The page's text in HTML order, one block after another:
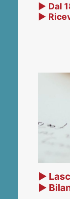
▶ Dal
▶
▶
▶